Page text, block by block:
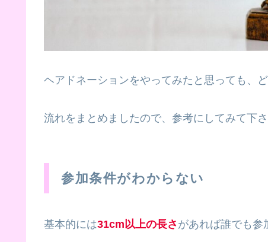
ヘアドネーションをやってみたと思っても、
流れをまとめましたので、参考にしてみて下さ
参加条件がわからない
基本的には31cm以上の長さ があれば誰でも参